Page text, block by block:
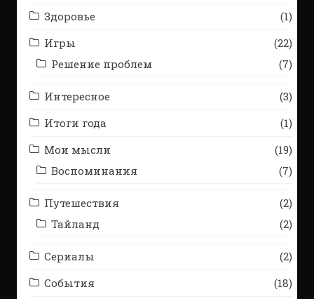
Здоровье
(1)
Игры
(22)
Решение проблем
(7)
Интересное
(3)
Итоги года
(1)
Мои мысли
(19)
Воспоминания
(7)
Путешествия
(2)
Тайланд
(2)
Сериалы
(2)
События
(18)